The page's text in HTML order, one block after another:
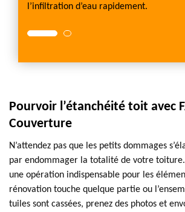
l’infiltration d’eau rapidement.
Pourvoir l’étanchéité toit avec
Couverture
N’attendez pas que les petits dommages
par endommager la totalité de votre
une opération indispensable pour les
rénovation touche quelque partie ou
tuiles sont cassées, prenez des photos et